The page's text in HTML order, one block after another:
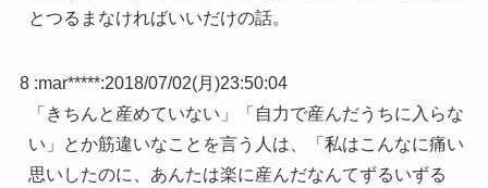
とつるまなければいいだけの話。
8 :mar*****:2018/07/02(月)23:50:04
「きちんと産めていない」「自力で産んだうちに入らな
い」とか筋違いなことを言う人は、「私はこんなに痛い
思いしたのに、あんたは楽に産んだなんてずるいずる